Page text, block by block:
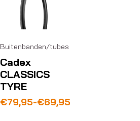
Buitenbanden/tubes
Cadex
CLASSICS
TYRE
€69,95
-
€79,95
Prijsklasse: